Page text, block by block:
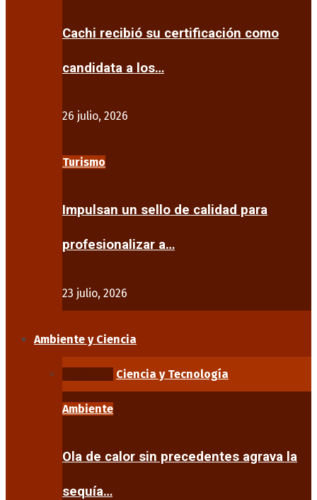
Cachi recibió su certificación como
candidata a los…
26 julio, 2026
Turismo
Impulsan un sello de calidad para
profesionalizar a…
23 julio, 2026
Ambiente y Ciencia
Ciencia y Tecnología
Ambiente
Ola de calor sin precedentes agrava la
sequía…